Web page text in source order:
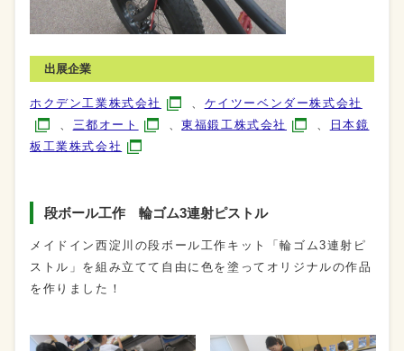
出展企業
ホクデン工業株式会社
ケイツーベンダー株式会社
三都オート 、東福鍛工株式会社
日本鏡
板工業株式会社
段ボール工作 輪ゴム3連射ピストル
メイドイン西淀川の段ボール工作キット「輪ゴム3連射ピ
ストル」を組み立てて自由に色を塗ってオリジナルの作品
を作りました！